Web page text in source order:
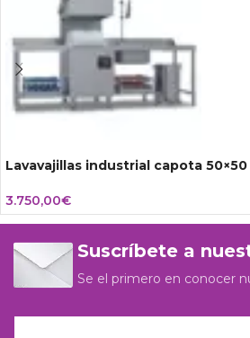
Lavavajillas industrial capota 50×50
3.750,00€
Suscríbete a
Se el primero en conocer